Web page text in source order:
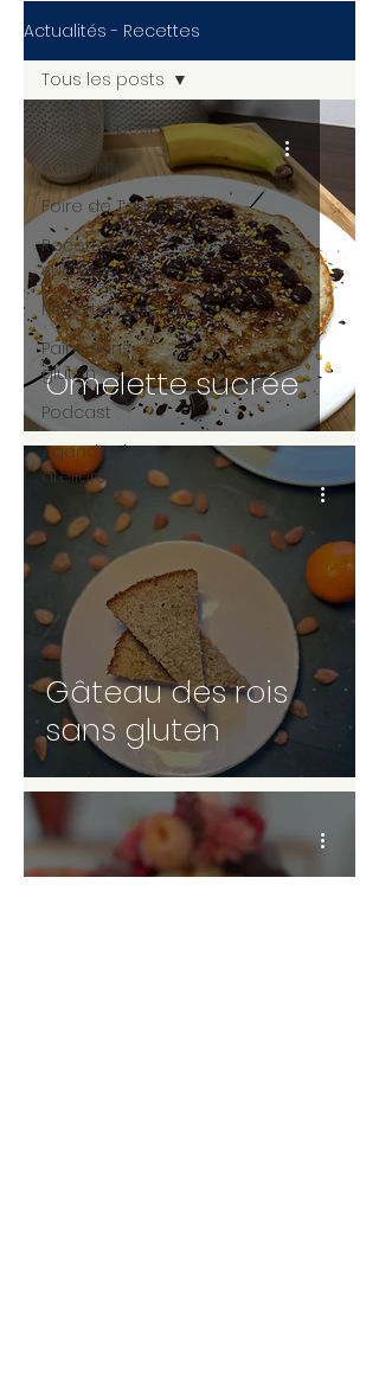
Actualités - Recettes
Tous les posts
Actualités
Foire de Tours
Recettes
sucrées
Recettes salées
Pains sans
gluten
Podcast
Agenda des
ateliers
Tous les posts
Omelette sucrée
Gâteau des rois
sans gluten